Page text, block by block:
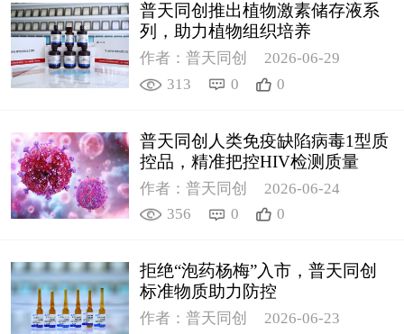
普天同创推出植物激素储存液系
列，助力植物组织培养
作者：普天同创
2026-06-29
313
0 0
普天同创人类免疫缺陷病毒1型质
控品，精准把控HIV检测质量
作者：普天同创
2026-06-24
356
0 0
拒绝“泡药杨梅”入市，普天同创
标准物质助力防控
作者：普天同创
2026-06-23